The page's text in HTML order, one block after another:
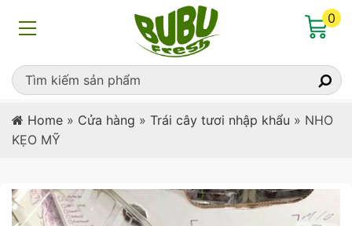
0
Home » Cửa hàng » Trái cây tươi nhập khẩu » NHO
KẸO MỸ